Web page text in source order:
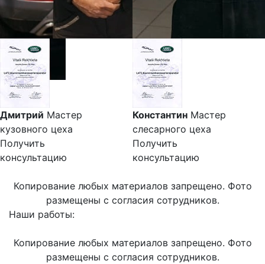
Дмитрий Мастер
кузовного цеха
Получить
консультацию
Константин Мастер
слесарного цеха
Получить
консультацию
Копирование любых материалов запрещено. Фото
размещены с согласия сотрудников.
Наши работы:
Копирование любых материалов запрещено. Фото
размещены с согласия сотрудников.